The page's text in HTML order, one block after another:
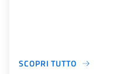
SCOPRI TUTTO